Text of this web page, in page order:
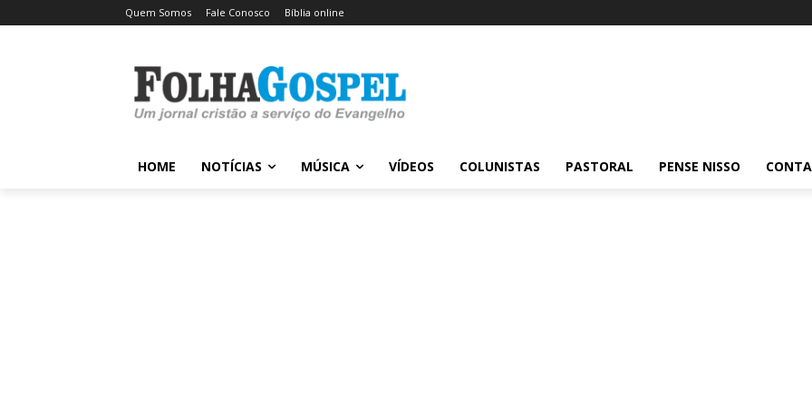
Quem Somos Fale Conosco Bíblia online
HOME NOTÍCIAS MÚSICA VÍDEOS COLUNISTAS PASTORAL PENSE NISSO